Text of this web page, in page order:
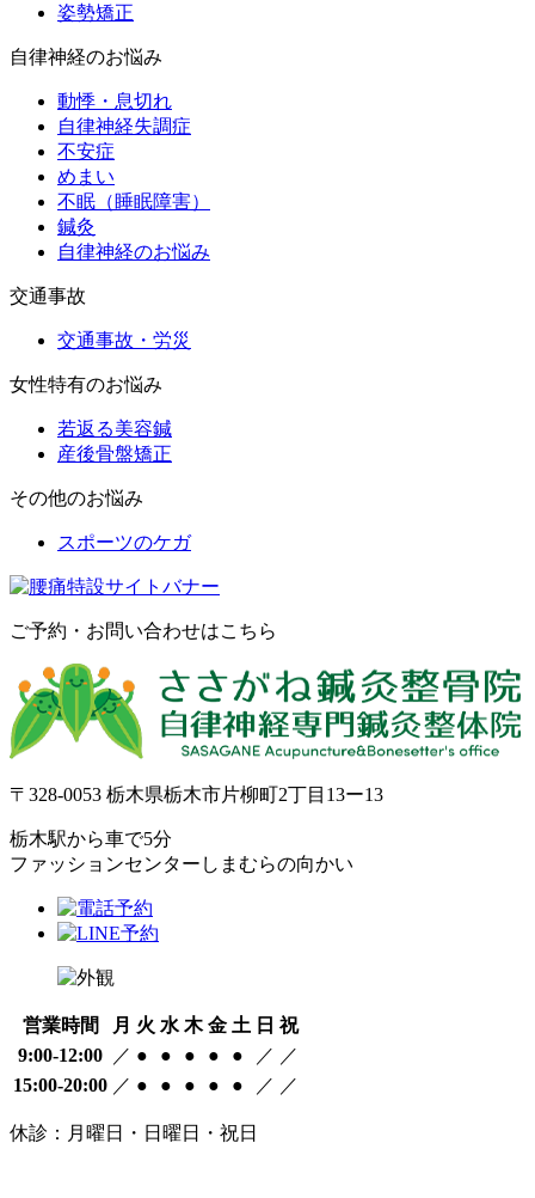
姿勢矯正
自律神経のお悩み
動悸・息切れ
自律神経失調症
不安症
めまい
不眠（睡眠障害）
鍼灸
自律神経のお悩み
交通事故
交通事故・労災
女性特有のお悩み
若返る美容鍼
産後骨盤矯正
その他のお悩み
スポーツのケガ
ご予約・お問い合わせはこちら
〒328-0053 栃木県栃木市片柳町2丁目13ー13
栃木駅から車で5分
ファッションセンターしまむらの向かい
営業時間 月 火 水 木 金 土 日 祝
9:00-12:00
／ ● ● ● ● ● ／ ／
15:00-20:00 ／ ● ● ● ● ● ／ ／
休診：月曜日・日曜日・祝日